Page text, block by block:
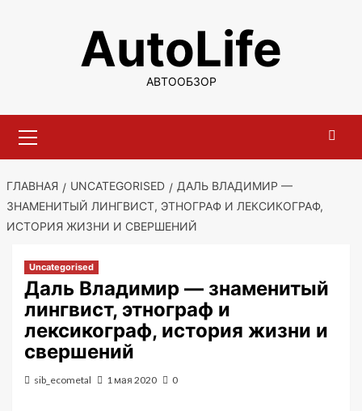
содержимомуAutoLife
АВТООБЗОР
меню
ГЛАВНАЯ UNCATEGORISED
ДАЛЬ ВЛАДИМИР —
ЗНАМЕНИТЫЙ ЛИНГВИСТ, ЭТНОГРАФ И ЛЕКСИКОГРАФ,
ИСТОРИЯ ЖИЗНИ И СВЕРШЕНИЙ
Uncategorised
Даль Владимир — знаменитый
лингвист, этнограф и
лексикограф, история жизни и
свершений
sib_ecometal 1 мая 2020 0